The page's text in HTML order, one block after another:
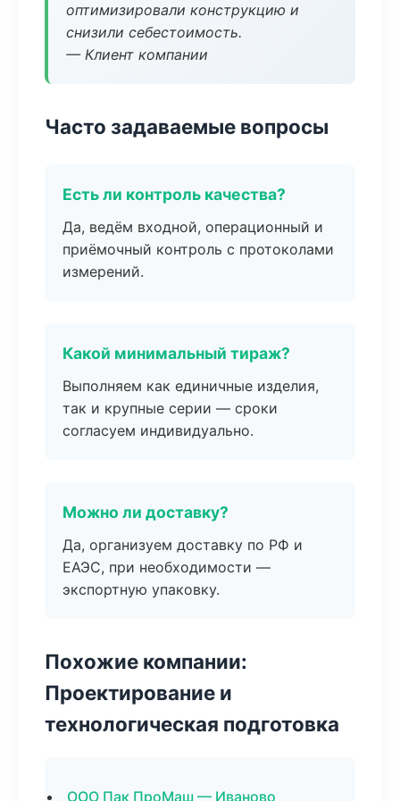
оптимизировали конструкцию и
снизили себестоимость.
— Клиент компании
Часто задаваемые вопросы
Есть ли контроль качества?
Да, ведём входной, операционный и
приёмочный контроль с протоколами
измерений.
Какой минимальный тираж?
Выполняем как единичные изделия,
так и крупные серии — сроки
согласуем индивидуально.
Можно ли доставку?
Да, организуем доставку по РФ и
ЕАЭС, при необходимости —
экспортную упаковку.
Похожие компании:
Проектирование и
технологическая подготовка
ООО Пак ПроМаш — Иваново